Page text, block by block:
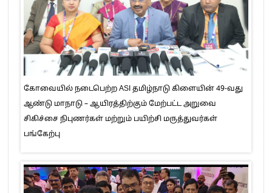
கோவையில் நடைபெற்ற ASI தமிழ்நாடு கிளையின் 49-வது
ஆண்டு மாநாடு – ஆயிரத்திற்கும் மேற்பட்ட அறுவை
சிகிச்சை நிபுணர்கள் மற்றும் பயிற்சி மருத்துவர்கள்
பங்கேற்பு